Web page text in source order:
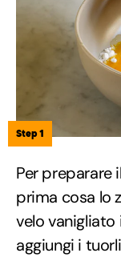
Step 1
Per preparare
prima cosa lo
velo
aggiungi i tuorli